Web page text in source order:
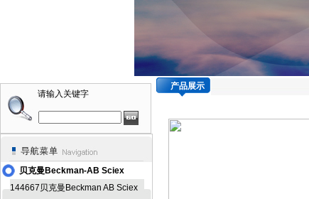
请输入关键字
贝克曼Beckman-AB Sciex
144667贝克曼Beckman AB Sciex
产品展示